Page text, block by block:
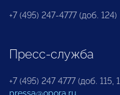
+7 (495) 247-4777 (доб. 124)
Пресс-служба
+7 (495) 247 4777 (доб. 115,